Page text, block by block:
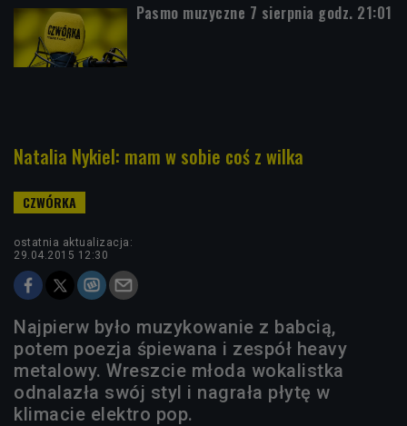
Pasmo muzyczne 7 sierpnia godz. 21:01
Natalia Nykiel: mam w sobie coś z wilka
ostatnia aktualizacja:
29.04.2015 12:30
Najpierw było muzykowanie z babcią,
potem poezja śpiewana i zespół heavy
metalowy. Wreszcie młoda wokalistka
odnalazła swój styl i nagrała płytę w
klimacie elektro pop.